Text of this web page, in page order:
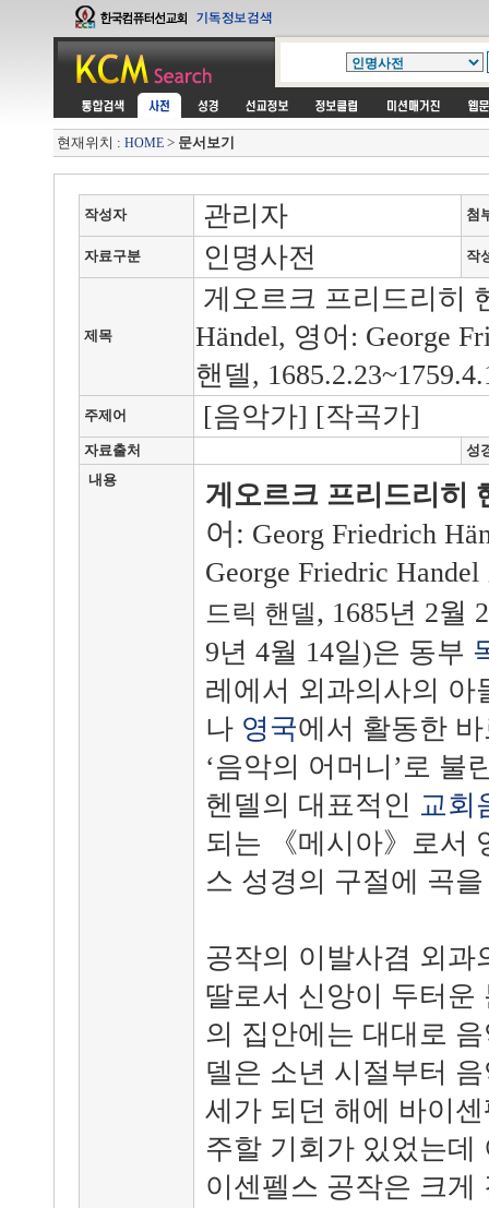
현재위치 : HOME > 문서보기
작성자 관리자 첨
자료구분 인명사전 작
제목
게오르크 프리드리히
Händel, 영어: George
핸델,
주제어 [음악가] [작곡가]
자료출처
성
내용
게오르크 프리드리히
어 : Georg Friedrich
George Friedric Handel
드릭 핸델, 1685년 2월
9년 4월 14일)은 동부
레에서 외과의사의 아
나 영국에서 활동한
‘음악의 어머니’로 불
헨델의 대표적인 교회
되는 《메시아》로서
스 성경의 구절에 곡
공작의 이발사겸 외과
딸로서 신앙이 두터운
의 집안에는 대대로
델은 소년 시절부터
세가 되던 해에 바이
주할 기회가 있었는데
이센펠스 공작은 크게